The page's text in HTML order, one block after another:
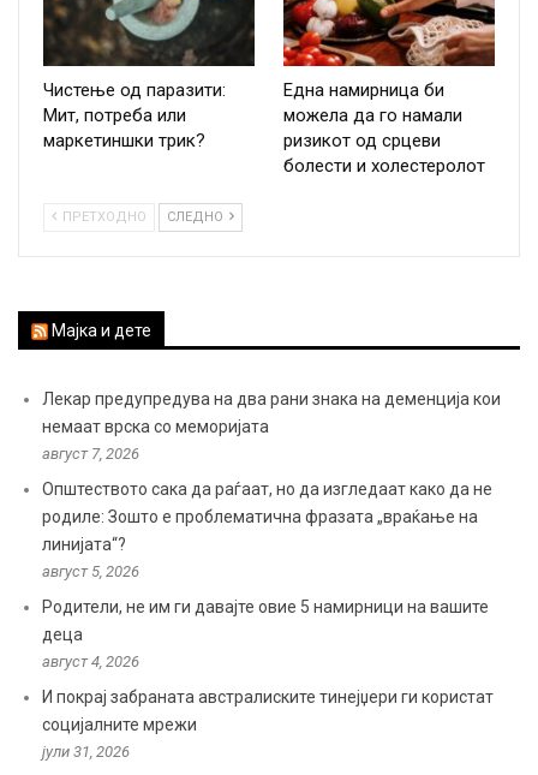
Чистење од паразити:
Мит, потреба или
маркетиншки трик?
Една намирница би
можела да го намали
ризикот од срцеви
болести и холестеролот
ПРЕТХОДНО СЛЕДНО
Мајка и дете
Лекар предупредува на два рани знака на деменција кои
немаат врска со меморијата
август 7, 2026
Општеството сака да раѓаат, но да изгледаат како да не
родиле: Зошто е проблематична фразата „враќање на
линијата“?
август 5, 2026
Родители, не им ги давајте овие 5 намирници на вашите
деца
август 4, 2026
И покрај забраната австралиските тинејџери ги користат
социјалните мрежи
јули 31, 2026